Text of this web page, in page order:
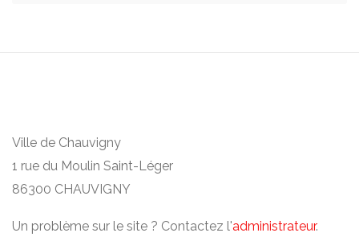
Ville de Chauvigny
1 rue du Moulin Saint-Léger
86300 CHAUVIGNY
Un problème sur le site ? Contactez l'administrateur.